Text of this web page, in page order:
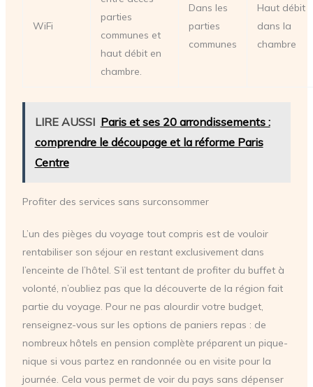
WiFi
parties
communes et
haut débit en
chambre.
Dans les
parties
communes
Haut débit
dans la
chambre
LIRE AUSSI Paris et ses 20 arrondissements :
comprendre le découpage et la réforme Paris
Centre
Profiter des services sans surconsommer
L’un des pièges du voyage tout compris est de vouloir
rentabiliser son séjour en restant exclusivement dans
l’enceinte de l’hôtel. S’il est tentant de profiter du buffet à
volonté, n’oubliez pas que la découverte de la région fait
partie du voyage. Pour ne pas alourdir votre budget,
renseignez-vous sur les options de paniers repas : de
nombreux hôtels en pension complète préparent un pique-
nique si vous partez en randonnée ou en visite pour la
journée. Cela vous permet de voir du pays sans dépenser